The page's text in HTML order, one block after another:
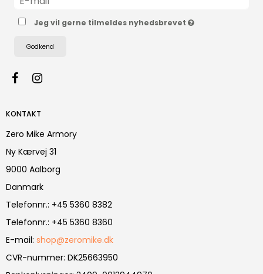
Jeg vil gerne tilmeldes nyhedsbrevet
Godkend
KONTAKT
Zero Mike Armory
Ny Kærvej 31
9000 Aalborg
Danmark
Telefonnr.: +45 5360 8382
Telefonnr.: +45 5360 8360
E-mail: shop@zeromike.dk
CVR-nummer: DK25663950